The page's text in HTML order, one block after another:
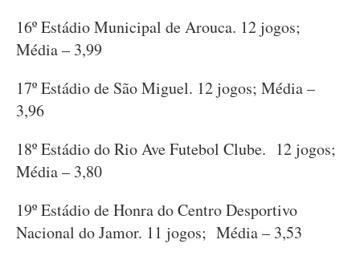
16º Estádio Municipal de Arouca. 12 jogos;
Média – 3,99
17º Estádio de São Miguel. 12 jogos; Média –
3,96
18º Estádio do Rio Ave Futebol Clube. 12 jogos;
Média – 3,80
19º Estádio de Honra do Centro Desportivo
Nacional do Jamor. 11 jogos; Média – 3,53